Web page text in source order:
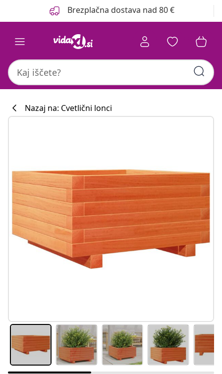
Brezplačna dostava nad 80 €
Nazaj na: Cvetlični lonci